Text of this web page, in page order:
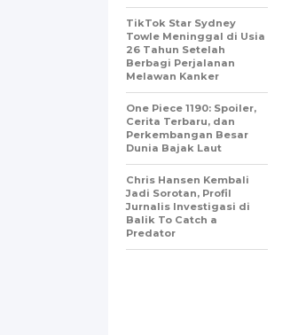
TikTok Star Sydney
Towle Meninggal di Usia
26 Tahun Setelah
Berbagi Perjalanan
Melawan Kanker
One Piece 1190: Spoiler,
Cerita Terbaru, dan
Perkembangan Besar
Dunia Bajak Laut
Chris Hansen Kembali
Jadi Sorotan, Profil
Jurnalis Investigasi di
Balik To Catch a
Predator